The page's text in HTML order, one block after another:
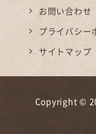
お問い合わせ
プライバシー
サイトマップ
Copyright ©